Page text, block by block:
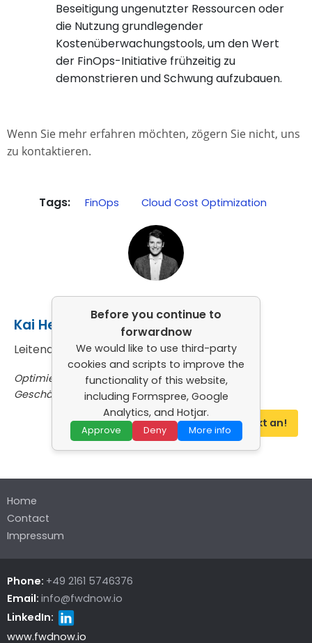
Before you continue to
forwardnow
We would like to use third-party
cookies and scripts to improve the
functionality of this website,
including Formspree, Google
Analytics, and Hotjar.
Approve Deny More info
Beseitigung ungenutzter Ressourcen oder
die Nutzung grundlegender
Kostenüberwachungstools, um den Wert
der FinOps-Initiative frühzeitig zu
demonstrieren und Schwung aufzubauen.
Wenn Sie mehr erfahren möchten, zögern Sie nicht, uns
zu kontaktieren.
Tags: FinOps Cloud Cost Optimization
Kai Herings
Leitender Berater
Optimieren Sie die Abstimmung zwischen IT und
Geschäft mit Expertenrat und klaren Strategien.
Sprechen Sie mich direkt an!
Home
Contact
Impressum
Phone: +49 2161 5746376
Email: info@fwdnow.io
LinkedIn:
www.fwdnow.io